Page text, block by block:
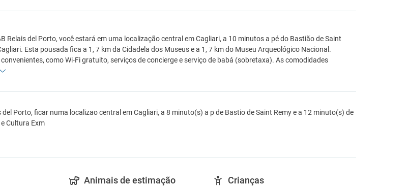
Relais del Porto, você estará em uma localização central em Cagliari, a 10 minutos a pé do Bastião de Saint
Esta pousada fica a 1, 7 km da Cidadela dos Museus e a 1, 7 km do Museu Arqueológico Nacional.
como Wi-Fi gratuito, serviços de concierge e serviço de babá (sobretaxa). As comodidades
del Porto, ficar numa localizao central em Cagliari, a 8 minuto(s) a p de Bastio de Saint Remy e a 12 minuto(s) de
Cultura Exm
Animais de estimação Crianças